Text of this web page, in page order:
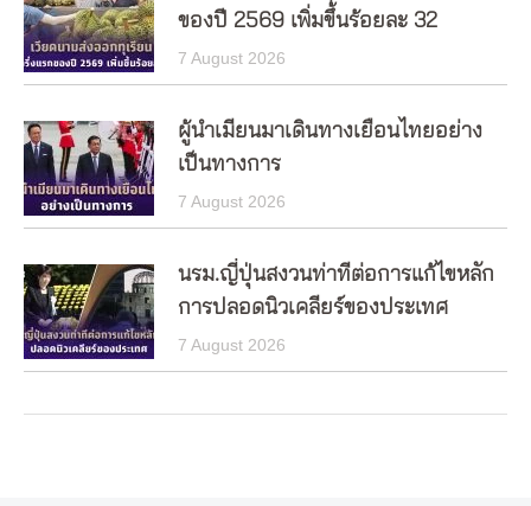
ของปี 2569 เพิ่มขึ้นร้อยละ 32
7 August 2026
ผู้นำเมียนมาเดินทางเยือนไทยอย่าง
เป็นทางการ
7 August 2026
นรม.ญี่ปุ่นสงวนท่าทีต่อการแก้ไขหลัก
การปลอดนิวเคลียร์ของประเทศ
7 August 2026